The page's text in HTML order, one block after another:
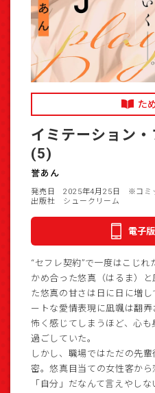
た
イミテーション
(5)
誉あん
発売日 2025年4月25日
※コミ
出版社 シュークリーム
電子
“セフレ契約”で一度はこじ
かめ合った悠真（はるま）
た悠真の甘さは日に日に増
ートな愛情表現に凪颯は翻
怖く感じてしまうほど、心
過ごしていた。
しかし、職場ではただの先
密。悠真目当ての女性客から
「自分」だなんて言えやし